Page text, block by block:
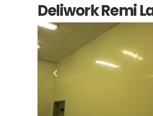
Deliwork Remi